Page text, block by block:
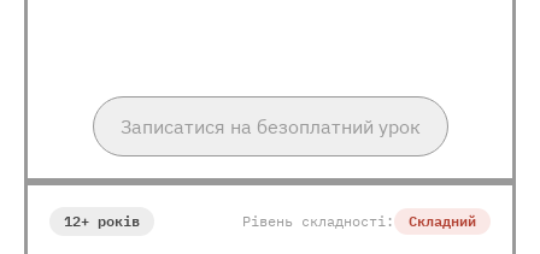
Записатися на безоплатний урок
12+ років Рівень складності: Складний